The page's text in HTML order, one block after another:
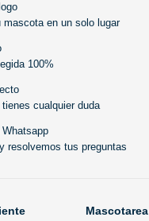
mascota en un solo lugar
100%
cualquier duda
resolvemos tus preguntas
Mascotarea